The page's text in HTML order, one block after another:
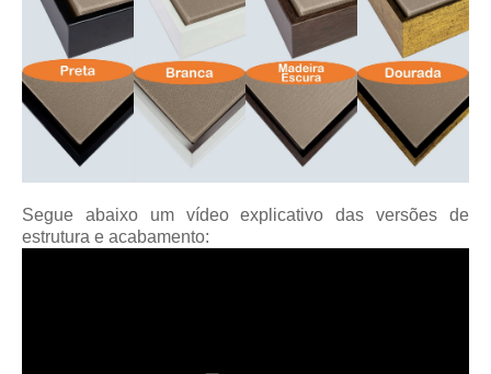
Segue abaixo um vídeo explicativo das versões de
estrutura e acabamento: